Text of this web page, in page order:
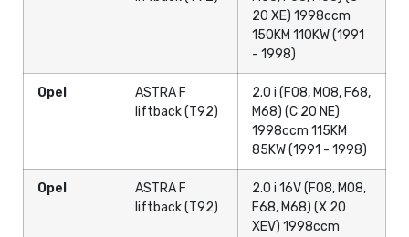
20 XE) 1998ccm
150KM 110KW (1991
- 1998)
Opel
ASTRA F
liftback (T92)
2.0 i (F08, M08, F68,
M68) (C 20 NE)
1998ccm 115KM
85KW (1991 - 1998)
Opel
ASTRA F
liftback (T92)
2.0 i 16V (F08, M08,
F68, M68) (X 20
XEV) 1998ccm